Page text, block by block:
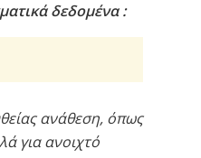
δεδομένα :
ανάθεση, όπως
για ανοιχτό